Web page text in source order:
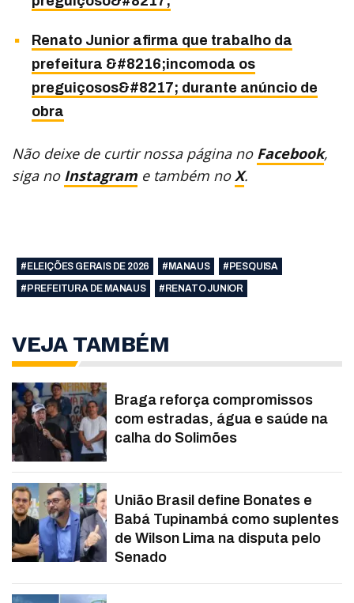
Renato Junior afirma que trabalho da
prefeitura &#8216;incomoda os
preguiçosos&#8217; durante anúncio de
obra
Não deixe de curtir nossa página no Facebook,
siga no Instagram e também noX.
#ELEIÇÕES GERAIS DE 2026 #MANAUS
#PESQUISA
#PREFEITURA DE MANAUS
#RENATO JUNIOR
VEJA TAMBÉM
Braga reforça compromissos
com estradas, água e saúde na
calha do Solimões
União Brasil define Bonates e
Babá Tupinambá como suplentes
de Wilson Lima na disputa pelo
Senado